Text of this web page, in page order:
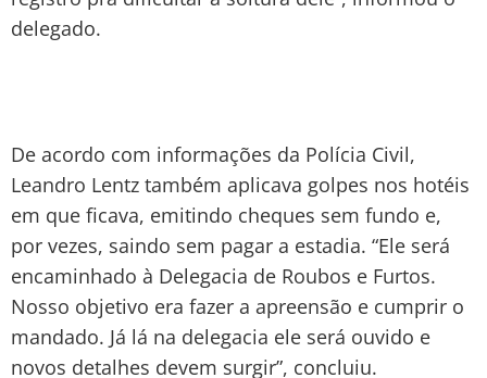
delegado.
De acordo com informações da Polícia Civil,
Leandro Lentz também aplicava golpes nos hotéis
em que ficava, emitindo cheques sem fundo e,
por vezes, saindo sem pagar a estadia. “Ele será
encaminhado à Delegacia de Roubos e Furtos.
Nosso objetivo era fazer a apreensão e cumprir o
mandado. Já lá na delegacia ele será ouvido e
novos detalhes devem surgir”, concluiu.